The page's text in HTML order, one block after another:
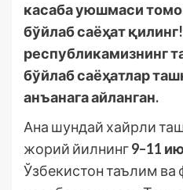
касаба уюшмаси
бўйлаб саёҳат
республикамизнинг
бўйлаб саёҳатлар
анъанага айланган.
Ана шундай хайрли
жорий йилнинг9–11
Ўзбекистон таълим